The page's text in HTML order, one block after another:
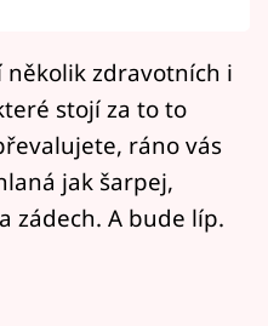
několik zdravotních i
stojí za to to
ráno vás
jak šarpej,
zádech. A bude líp.